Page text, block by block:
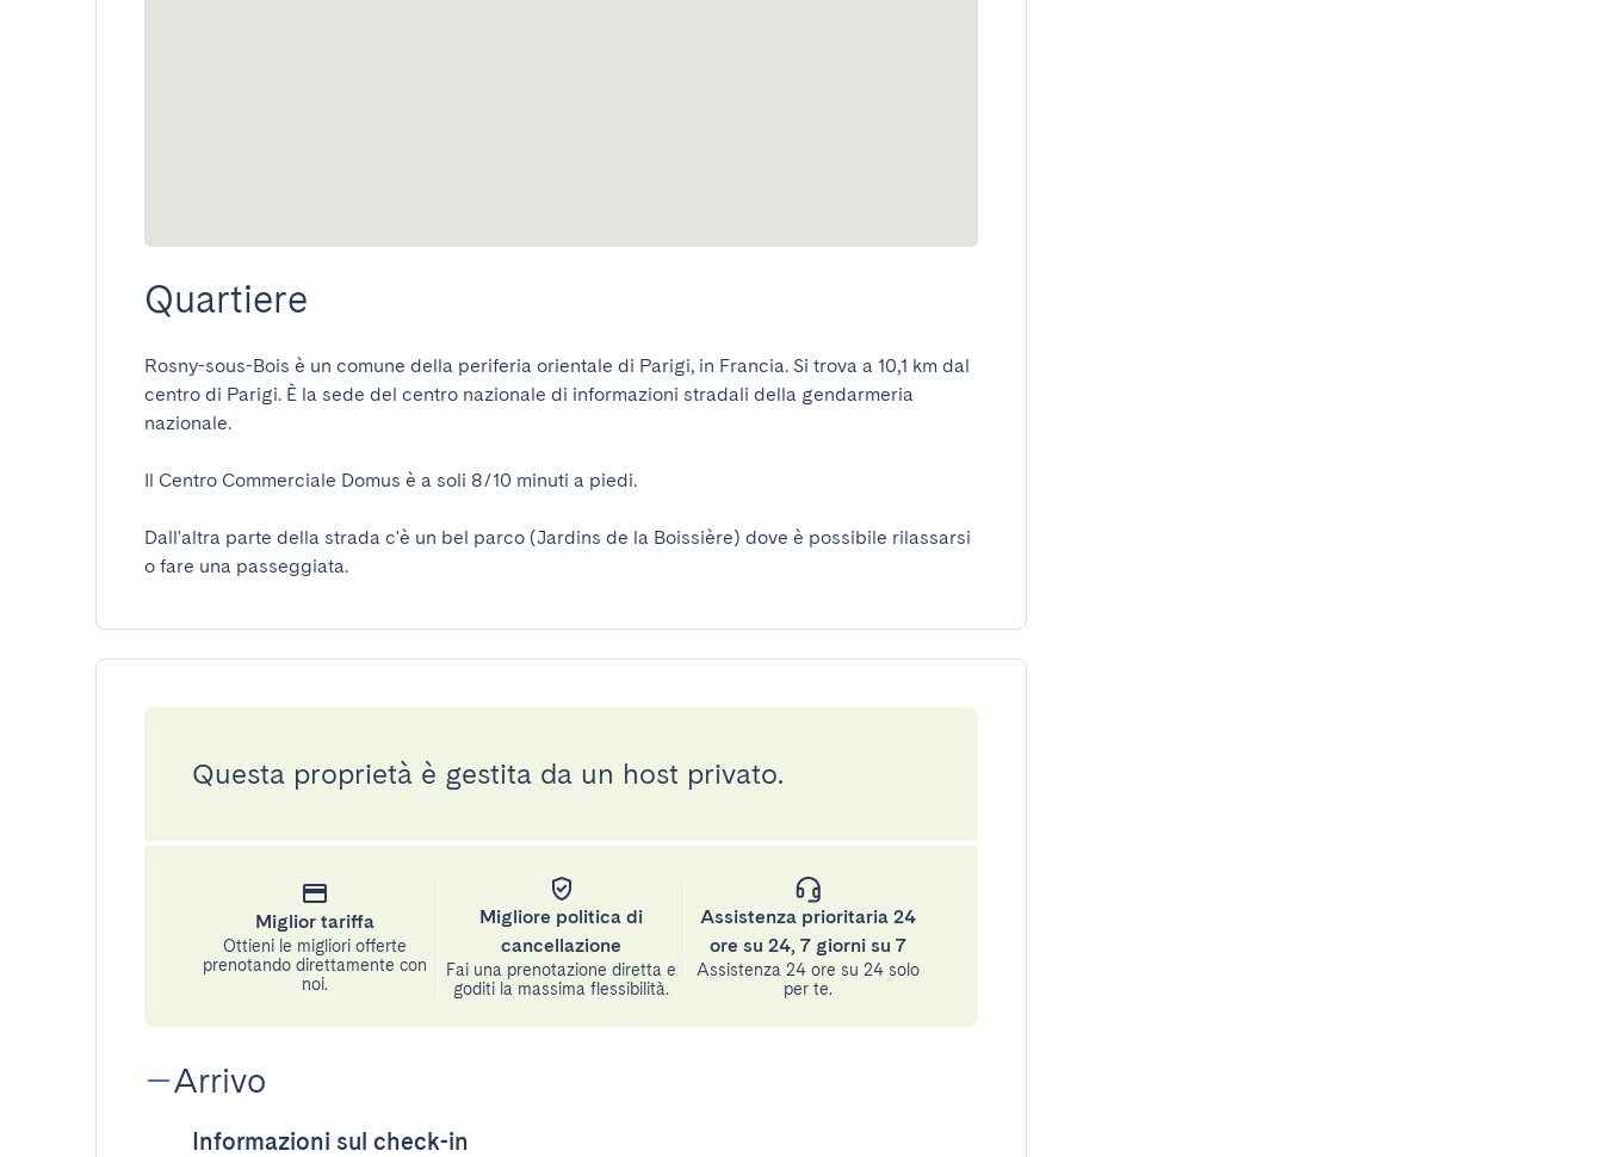
Quartiere
Rosny-sous-Bois è un comune della periferia orientale di Parigi, in Francia. Si trova a 10,1 km dal
centro di Parigi. È la sede del centro nazionale di informazioni stradali della gendarmeria
nazionale.
Il Centro Commerciale Domus è a soli 8/10 minuti a piedi.
Dall'altra parte della strada c'è un bel parco (Jardins de la Boissière) dove è possibile rilassarsi
o fare una passeggiata.
Questa proprietà è gestita da un host privato.
Miglior tariffa
Ottieni le migliori offerte
prenotando direttamente con
noi.
Migliore politica di
cancellazione
Fai una prenotazione diretta e
goditi la massima flessibilità.
Assistenza prioritaria 24
ore su 24, 7 giorni su 7
Assistenza 24 ore su 24 solo
per te.
Arrivo
Informazioni sul check-in